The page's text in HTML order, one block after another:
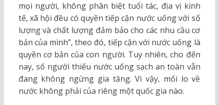
mọi người, không phân biệt tuổi tác, địa vị kinh
tế, xã hội đều có quyền tiếp cận nước uống với số
lượng và chất lượng đảm bảo cho các nhu cầu cơ
bản của mình”, theo đó, tiếp cận với nước uống là
quyền cơ bản của con người. Tuy nhiên, cho đến
nay, số người thiếu nước uống sạch an toàn vẫn
đang không ngừng gia tăng. Vì vậy, mối lo về
nước không phải của riêng một quốc gia nào.